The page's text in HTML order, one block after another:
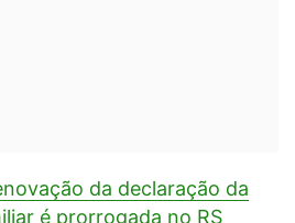
da declaração da
é prorrogada no RS